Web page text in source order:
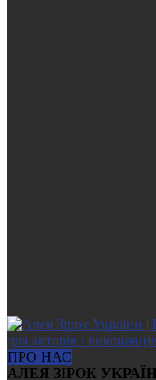
ПРО НАС
АЛЕЯ ЗІРОК